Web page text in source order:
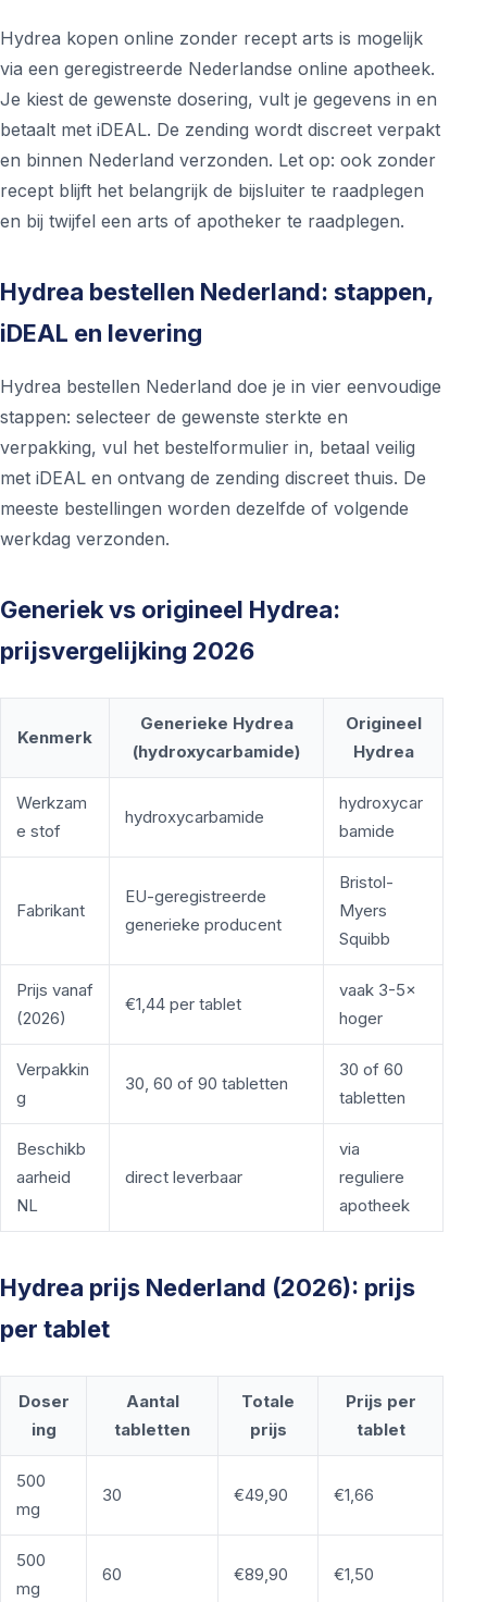
Hydrea kopen online zonder recept arts is mogelijk
via een geregistreerde Nederlandse online apotheek.
Je kiest de gewenste dosering, vult je gegevens in en
betaalt met iDEAL. De zending wordt discreet verpakt
en binnen Nederland verzonden. Let op: ook zonder
recept blijft het belangrijk de bijsluiter te raadplegen
en bij twijfel een arts of apotheker te raadplegen.
Hydrea bestellen Nederland: stappen,
iDEAL en levering
Hydrea bestellen Nederland doe je in vier eenvoudige
stappen: selecteer de gewenste sterkte en
verpakking, vul het bestelformulier in, betaal veilig
met iDEAL en ontvang de zending discreet thuis. De
meeste bestellingen worden dezelfde of volgende
werkdag verzonden.
Generiek vs origineel Hydrea:
prijsvergelijking 2026
Kenmerk
Generieke Hydrea
(hydroxycarbamide)
Origineel
Hydrea
Werkzam
e stof
hydroxycarbamide
hydroxycar
bamide
Fabrikant
EU-geregistreerde
generieke producent
Bristol-
Myers
Squibb
Prijs vanaf
(2026)
€1,44 per tablet
vaak 3-5×
hoger
Verpakkin
g
30, 60 of 90 tabletten
30 of 60
tabletten
Beschikb
aarheid
NL
direct leverbaar
via
reguliere
apotheek
Hydrea prijs Nederland (2026): prijs
per tablet
Doser
ing
Aantal
tabletten
Totale
prijs
Prijs per
tablet
500
mg
30 €49,90 €1,66
500
mg
60 €89,90 €1,50